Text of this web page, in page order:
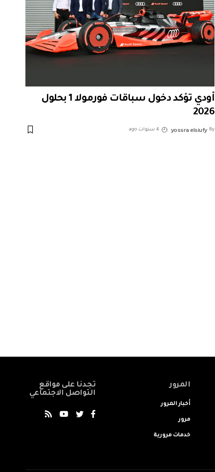
أودي تؤكد دخول سباقات فورمولا 1 بحلول
2026
By
yossra elsiufy 4 سنوات ago
المرور
أخبار المرور
مرور
خدمات مرورية
تجدنا على مواقع
التواصل الاجتماعي